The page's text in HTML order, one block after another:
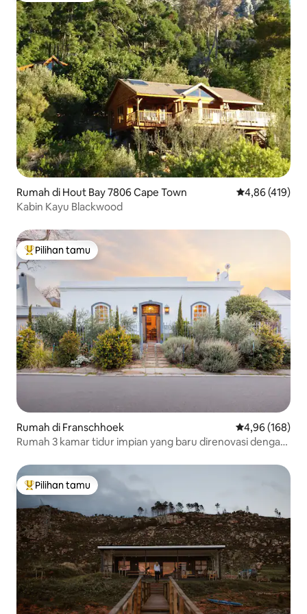
Rumah di Hout Bay 7806 Cape Town Nilai rata-rata
4,86 (419)
Kabin Kayu Blackwood
Pilihan tamu terpopuler
Pilihan tamu
Rumah di Franschhoek Nilai rata-rata
4,96 (168)
Rumah 3 kamar tidur impian yang baru direnovasi dengan
Pilihan tamu terpopuler
Pilihan tamu